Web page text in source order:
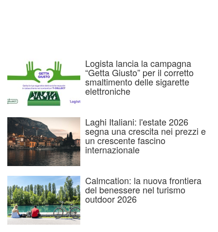
Logista lancia la campagna
“Getta Giusto” per il corretto
smaltimento delle sigarette
elettroniche
Laghi Italiani: l'estate 2026
segna una crescita nei prezzi e
un crescente fascino
internazionale
Calmcation: la nuova frontiera
del benessere nel turismo
outdoor 2026